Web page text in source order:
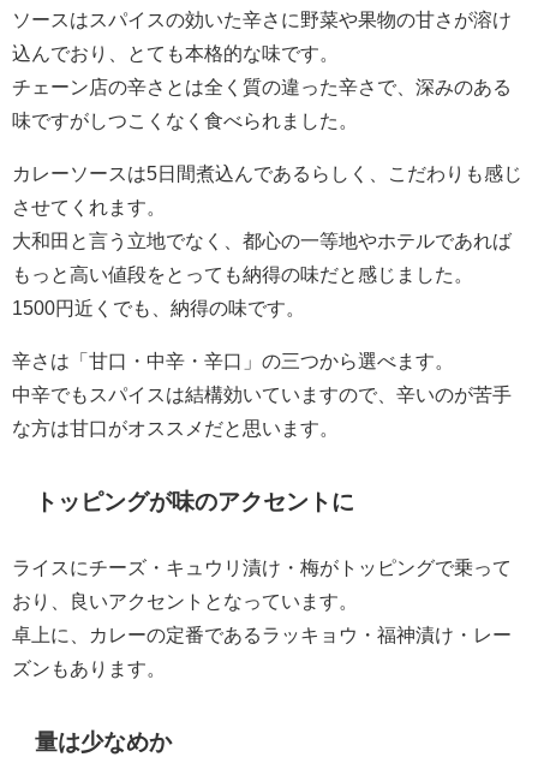
ソースはスパイスの効いた辛さに野菜や果物の甘さが溶け
込んでおり、とても本格的な味です。
チェーン店の辛さとは全く質の違った辛さで、深みのある
味ですがしつこくなく食べられました。
カレーソースは5日間煮込んであるらしく、こだわりも感じ
させてくれます。
大和田と言う立地でなく、都心の一等地やホテルであれば
もっと高い値段をとっても納得の味だと感じました。
1500円近くでも、納得の味です。
辛さは「甘口・中辛・辛口」の三つから選べます。
中辛でもスパイスは結構効いていますので、辛いのが苦手
な方は甘口がオススメだと思います。
トッピングが味のアクセントに
ライスにチーズ・キュウリ漬け・梅がトッピングで乗って
おり、良いアクセントとなっています。
卓上に、カレーの定番であるラッキョウ・福神漬け・レー
ズンもあります。
量は少なめか